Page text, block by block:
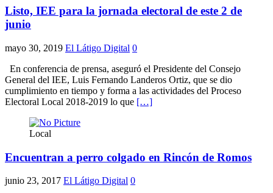
Listo, IEE para la jornada electoral de este 2 de
junio
mayo 30, 2019 El Látigo Digital 0
En conferencia de prensa, aseguró el Presidente del Consejo
General del IEE, Luis Fernando Landeros Ortiz, que se dio
cumplimiento en tiempo y forma a las actividades del Proceso
Electoral Local 2018-2019 lo que […]
Local
Encuentran a perro colgado en Rincón de Romos
junio 23, 2017 El Látigo Digital 0